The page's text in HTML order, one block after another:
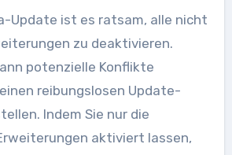
Update ist es ratsam, alle nicht
zu deaktivieren.
potenzielle Konflikte
reibungslosen Update-
Indem Sie nur die
aktiviert lassen,